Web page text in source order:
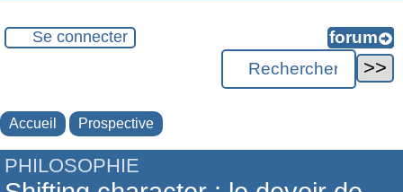
Se connecter
Accueil Prospective
PHILOSOPHIE